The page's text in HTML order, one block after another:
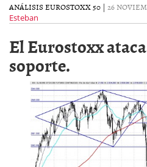
ANÁLISIS EUROSTOXX 50 | 26
Esteban
El Eurostoxx
soporte.